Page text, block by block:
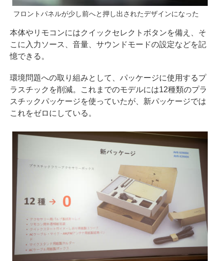
フロントパネルが少し前へと押し出されたデザインになった
本体やリモコンにはクイックセレクトボタンを備え、そ
こに入力ソース、音量、サウンドモードの設定などを記
憶できる。
環境問題への取り組みとして、パッケージに使用するプ
ラスチックを削減。これまでのモデルには12種類のプラ
スチックパッケージを使っていたが、新パッケージでは
これをゼロにしている。